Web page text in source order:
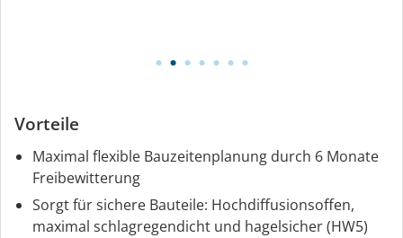
Vorteile
Maximal flexible Bauzeitenplanung durch 6 Monate
Freibewitterung
Sorgt für sichere Bauteile: Hochdiffusionsoffen,
maximal schlagregendicht und hagelsicher (HW5)